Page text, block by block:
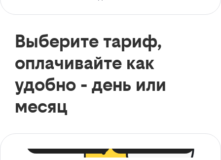
Выберите тариф,
оплачивайте как
удобно - день или
месяц